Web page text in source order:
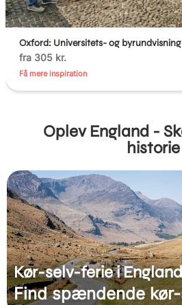
Oxford: Universitets- og
fra 305 kr.
Få mere inspiration
Oplev England -
historie
Kør-selv-ferie i England
Find spændende